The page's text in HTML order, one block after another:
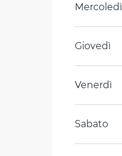
Mercoledì
Giovedì
Venerdì
Sabato